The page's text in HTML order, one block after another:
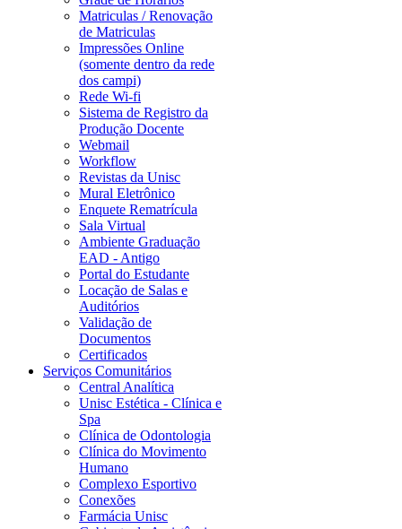
Matriculas / Renovação
de Matriculas
Impressões Online
(somente dentro da rede
dos campi)
Rede Wi-fi
Sistema de Registro da
Produção Docente
Webmail
Workflow
Revistas da Unisc
Mural Eletrônico
Enquete Rematrícula
Sala Virtual
Ambiente Graduação
EAD - Antigo
Portal do Estudante
Locação de Salas e
Auditórios
Validação de
Documentos
Certificados
Serviços Comunitários
Central Analítica
Unisc Estética - Clínica e
Spa
Clínica de Odontologia
Clínica do Movimento
Humano
Complexo Esportivo
Conexões
Farmácia Unisc